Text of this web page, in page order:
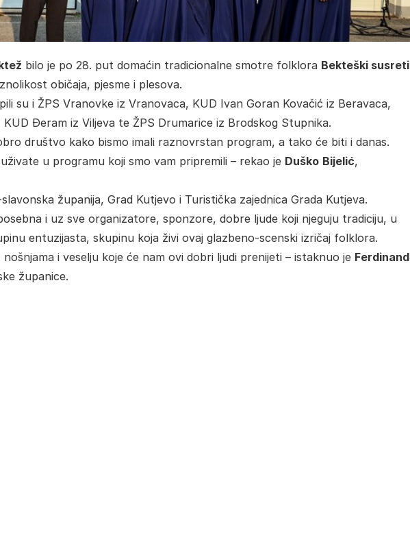
bilo je po 28. put domaćin tradicionalne smotre folklora Bekteški susreti
običaja, pjesme i plesova.
su i ŽPS Vranovke iz Vranovaca, KUD Ivan Goran Kovačić iz Beravaca,
Đeram iz Viljeva te ŽPS Drumarice iz Brodskog Stupnika.
društvo kako bismo imali raznovrstan program, a tako će biti i danas.
u programu koji smo vam pripremili – rekao je Duško Bijelić,
županija, Grad Kutjevo i Turistička zajednica Grada Kutjeva.
i uz sve organizatore, sponzore, dobre ljude koji njeguju tradiciju, u
entuzijasta, skupinu koja živi ovaj glazbeno-scenski izričaj folklora.
i veselju koje će nam ovi dobri ljudi prenijeti – istaknuo je Ferdinand
županice.